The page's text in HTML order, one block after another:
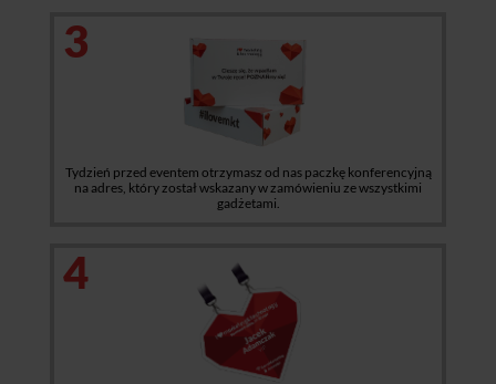
3
Tydzień przed eventem otrzymasz od nas paczkę konferencyjną
na adres, który został wskazany w zamówieniu ze wszystkimi
gadżetami.
4